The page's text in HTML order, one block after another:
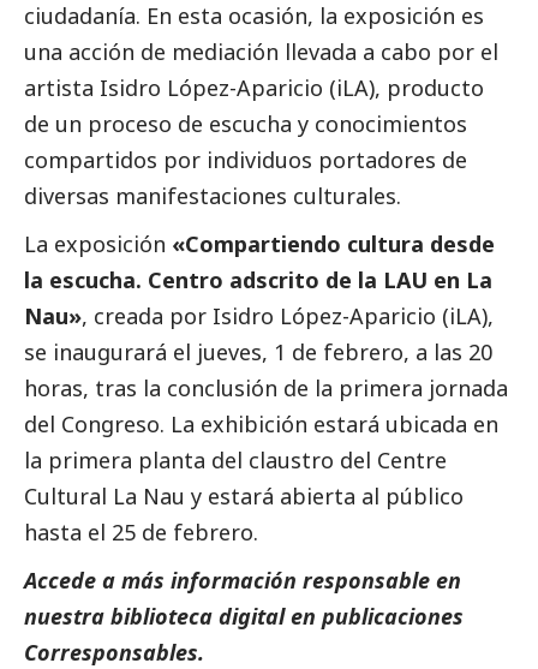
ciudadanía. En esta ocasión, la exposición es
una acción de mediación llevada a cabo por el
artista Isidro López-Aparicio (iLA), producto
de un proceso de escucha y conocimientos
compartidos por individuos portadores de
diversas manifestaciones culturales.
La exposición «Compartiendo cultura desde
la escucha. Centro adscrito de la LAU en La
Nau», creada por Isidro López-Aparicio (iLA),
se inaugurará el jueves, 1 de febrero, a las 20
horas, tras la conclusión de la primera jornada
del Congreso. La exhibición estará ubicada en
la primera planta del claustro del Centre
Cultural La Nau y estará abierta al público
hasta el 25 de febrero.
Accede a más información responsable en
nuestra biblioteca digital en publicaciones
Corresponsables.